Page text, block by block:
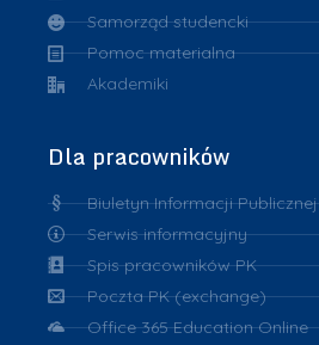
Samorząd studencki
Pomoc materialna
Akademiki
Dla pracowników
Biuletyn Informacji Publicznej
Serwis informacyjny
Spis pracowników PK
Poczta PK (exchange)
Office 365 Education Online